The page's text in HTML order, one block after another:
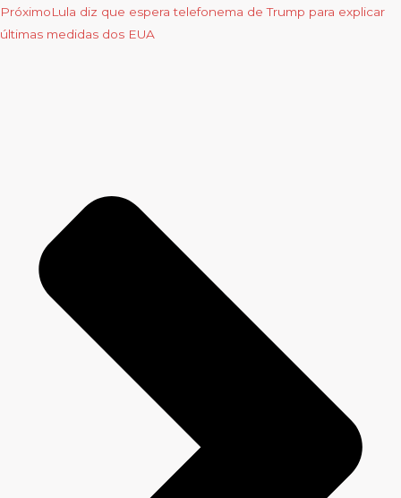
PróximoLula diz que espera telefonema de Trump para explicar
últimas medidas dos EUA